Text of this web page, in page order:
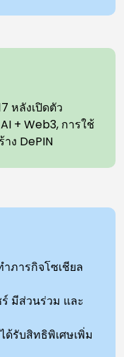
หลังเปิดตัว
+ Web3, การใช้
ง DePIN
ำภารกิจโซเชียล
มีส่วนร่วม และ
ด้รับสิทธิพิเศษเพิ่ม